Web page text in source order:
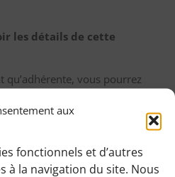
aux
fonctionnels et d’autres
à la navigation du site. Nous
les détails de cette
vous pourrez